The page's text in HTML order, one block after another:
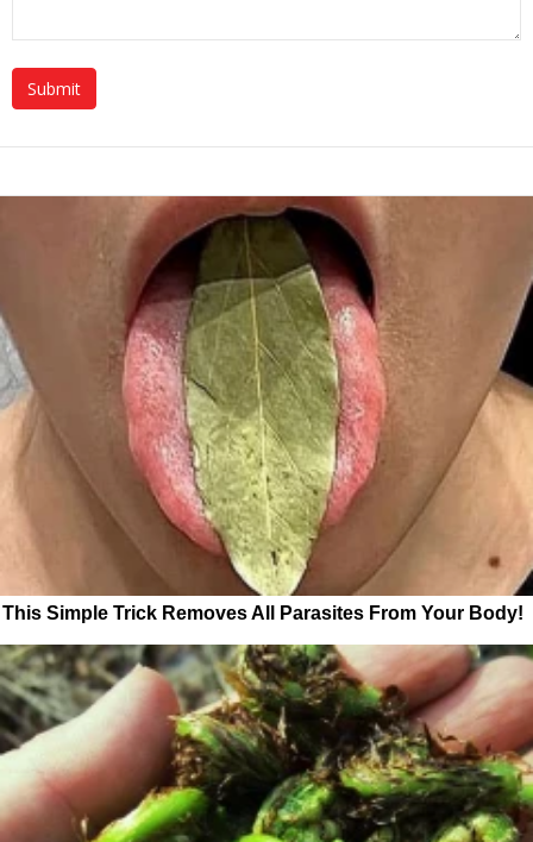
This Simple Trick Removes All Parasites From Your Body!